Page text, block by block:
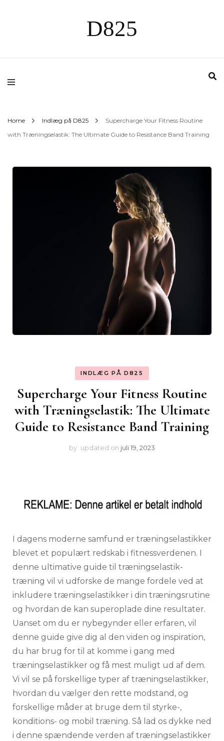
D825
Home Indlæg på D825
Supercharge Your Fitness Routine
with Træningselastik: The Ultimate Guide to Resistance Band Training
INDLÆG PÅ D825
Supercharge Your Fitness Routine
with Træningselastik: The Ultimate
Guide to Resistance Band Training
by updated on juli 19, 2023
I dagens moderne samfund er træningselastikker
blevet et populært redskab i fitnessverdenen. I
denne ultimative guide til træningselastik-
træning vil vi udforske de mange fordele ved at
inkludere træningselastikker i din træningsrutine
og hvordan de kan superoplade dine resultater.
Uanset om du er nybegynder eller erfaren, vil
denne guide give dig al den viden og inspiration,
du har brug for til at komme i gang med
træningselastikker og få mest muligt ud af dem.
Vi vil se på forskellige typer af træningselastikker,
hvordan du vælger den rette modstand, og
forskellige måder at bruge dem til styrke-,
konditions- og mobil træning. Så lad os dykke ned
i denne spændende verden af træningselastikker